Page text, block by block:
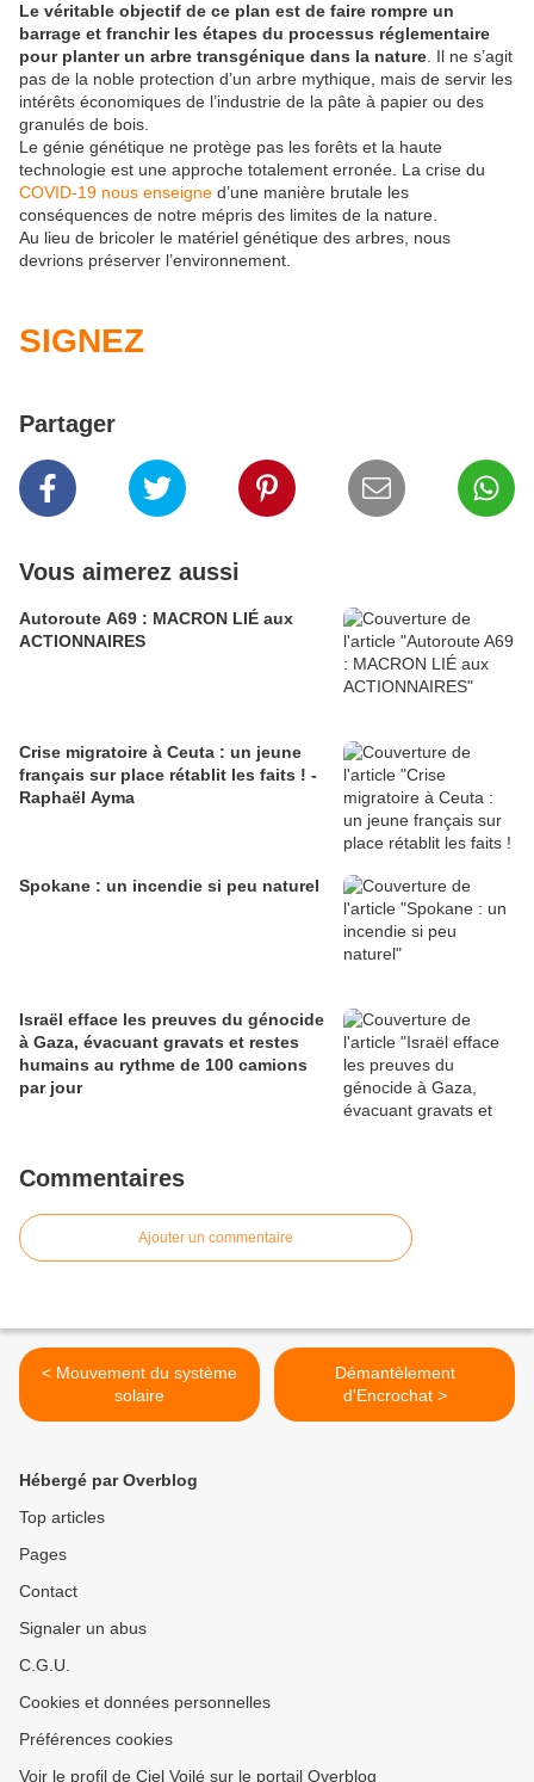
Le véritable objectif de ce plan est de faire rompre un
barrage et franchir les étapes du processus réglementaire
pour planter un arbre transgénique dans la nature . Il ne s’agit
pas de la noble protection d’un arbre mythique, mais de servir les
intérêts économiques de l’industrie de la pâte à papier ou des
granulés de bois.
Le génie génétique ne protège pas les forêts et la haute
technologie est une approche totalement erronée. La crise du
COVID-19 nous enseigne d’une manière brutale les
conséquences de notre mépris des limites de la nature.
Au lieu de bricoler le matériel génétique des arbres, nous
devrions préserver l’environnement.
SIGNEZ
Partager
Vous aimerez aussi
Autoroute A69 : MACRON LIÉ aux
ACTIONNAIRES
Crise migratoire à Ceuta : un jeune
français sur place rétablit les faits ! -
Raphaël Ayma
Spokane : un incendie si peu naturel
Israël efface les preuves du génocide
à Gaza, évacuant gravats et restes
humains au rythme de 100 camions
par jour
Commentaires
Ajouter un commentaire
< Mouvement du système
solaire
Démantèlement
d'Encrochat >
Hébergé par Overblog
Top articles
Pages
Contact
Signaler un abus
C.G.U.
Cookies et données personnelles
Préférences cookies
Voir le profil de Ciel Voilé sur le portail Overblog